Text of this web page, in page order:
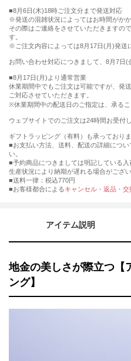
■8月6日(木)18時ご注文分まで発送対応
※発送の混雑状況によってはお時間がか
その際はご連絡をさせていただきますの
す。
※ご注文内容によっては8月17日(月)発送
お問い合わせ対応につきまして、8月7日(
■8月17日(月)より通常営業
休業期間中でもご注文は可能ですが、発
ご対応させていただきます。
※休業期間中の配送日のご指定は、承るこ
ウェブサイトでのご注文は24時間お受付
ギフトラッピング（有料）も承っており
■お支払い方法、送料、配送の詳細につい
い。
■予約商品につきましては明記している入
生産状況により納期が遅れる場合がござ
■送料一律：税込770円
■お客様都合によるキャンセル・返品・交
アイテム説明
地金の美しさが際立つ【
ング】